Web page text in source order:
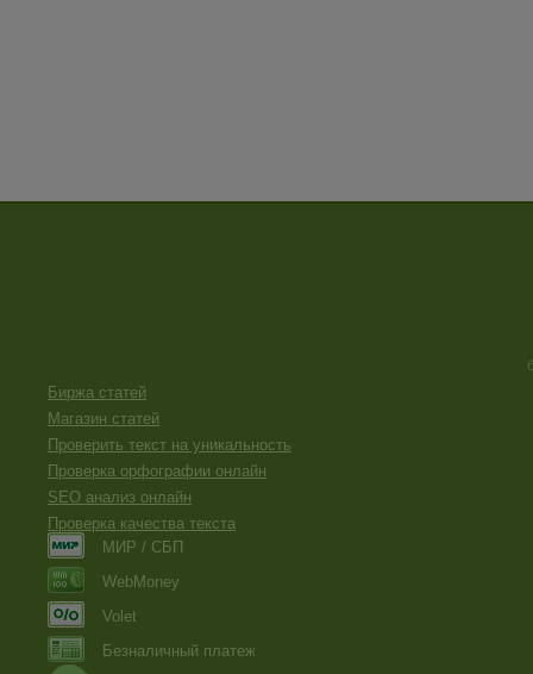
Биржа статей
Магазин статей
Проверить текст на уникальность
Проверка орфографии онлайн
SEO анализ онлайн
Проверка качества текста
МИР / СБП
WebMoney
Volet
Безналичный платеж